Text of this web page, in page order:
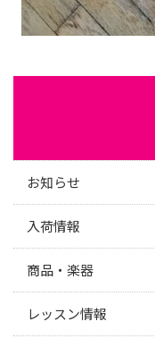
お知らせ
入荷情報
商品・楽器
レッスン情報